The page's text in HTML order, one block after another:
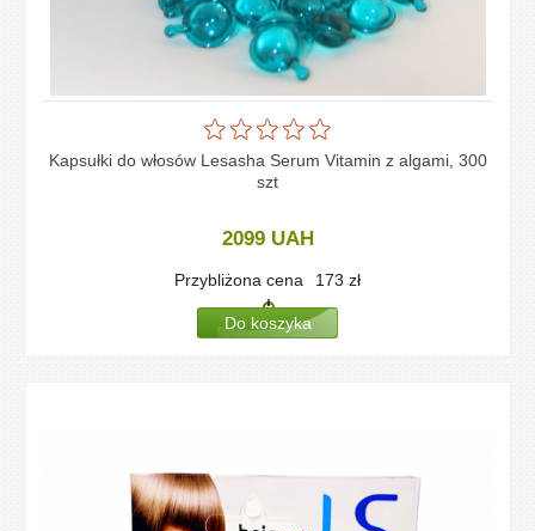
Kapsułki do włosów Lesasha Serum Vitamin z algami, 300
szt
2099 UAH
Przybliżona cena 173 zł